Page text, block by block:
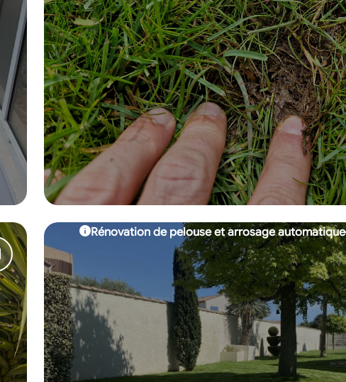
Rénovation de pelouse et arrosage automatique